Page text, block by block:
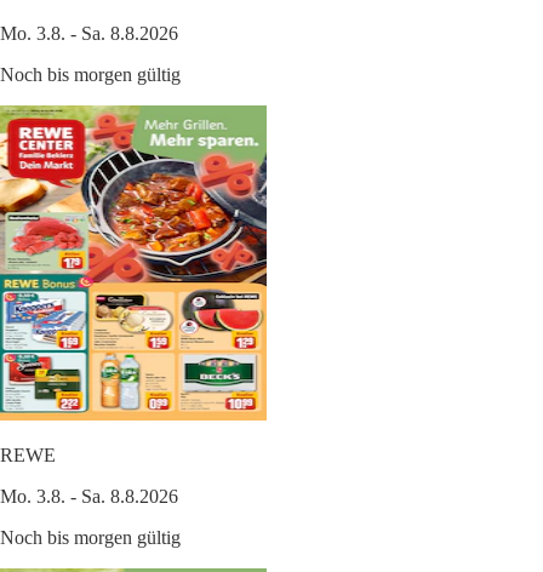
Mo. 3.8. - Sa. 8.8.2026
Noch bis morgen gültig
REWE
Mo. 3.8. - Sa. 8.8.2026
Noch bis morgen gültig